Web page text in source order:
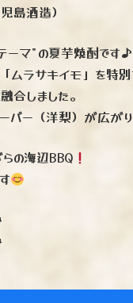
島酒造）
ーマ"の夏芋焼酎です♪
ラサキイモ」を特
合しました。
バー（洋梨）が広が
の海辺BBQ